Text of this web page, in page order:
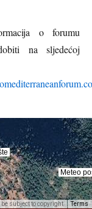
o forumu
na sljedećoj
Meteo
Meteo
be subject to copyright Terms